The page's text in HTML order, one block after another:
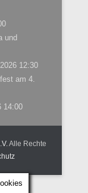
und
12:30
am 4.
14:00
Alle Rechte